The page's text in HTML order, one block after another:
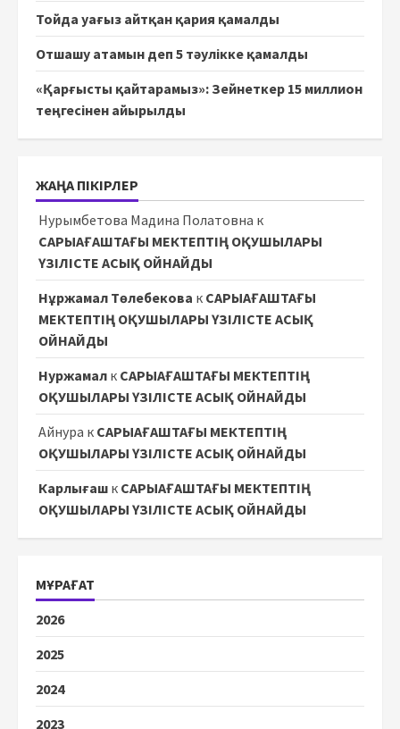
Тойда уағыз айтқан қария қамалды
Отшашу атамын деп 5 тәулікке қамалды
«Қарғысты қайтарамыз»: Зейнеткер 15 миллион
теңгесінен айырылды
ЖАҢА ПІКІРЛЕР
Нурымбетова Мадина Полатовна к
САРЫАҒАШТАҒЫ МЕКТЕПТІҢ ОҚУШЫЛАРЫ
ҮЗІЛІСТЕ АСЫҚ ОЙНАЙДЫ
Нұржамал Төлебекова к САРЫАҒАШТАҒЫ
МЕКТЕПТІҢ ОҚУШЫЛАРЫ ҮЗІЛІСТЕ АСЫҚ
ОЙНАЙДЫ
Нуржамал к САРЫАҒАШТАҒЫ МЕКТЕПТІҢ
ОҚУШЫЛАРЫ ҮЗІЛІСТЕ АСЫҚ ОЙНАЙДЫ
Айнура к САРЫАҒАШТАҒЫ МЕКТЕПТІҢ
ОҚУШЫЛАРЫ ҮЗІЛІСТЕ АСЫҚ ОЙНАЙДЫ
Карлығаш к САРЫАҒАШТАҒЫ МЕКТЕПТІҢ
ОҚУШЫЛАРЫ ҮЗІЛІСТЕ АСЫҚ ОЙНАЙДЫ
МҰРАҒАТ
2026
2025
2024
2023